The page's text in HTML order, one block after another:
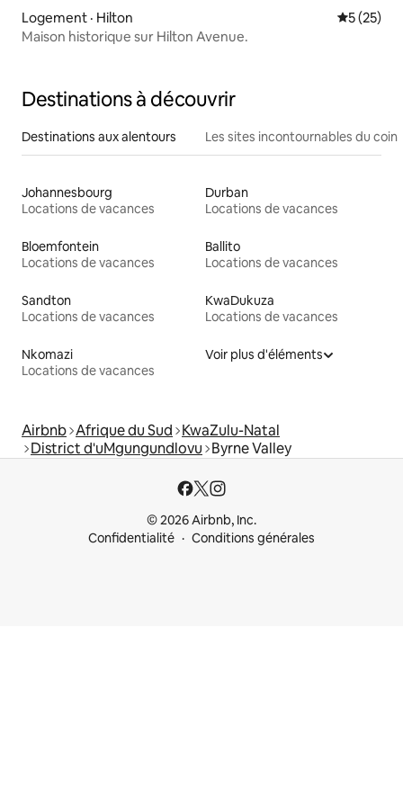
Logement · Hilton Note
5 (25)
Maison historique sur Hilton Avenue.
Destinations à découvrir
Destinations aux alentours Les sites incontournables du coin
Johannesbourg
Locations de vacances
Durban
Locations de vacances
Bloemfontein
Locations de vacances
Ballito
Locations de vacances
Sandton
Locations de vacances
KwaDukuza
Locations de vacances
Nkomazi
Locations de vacances
Voir plus d'éléments
Airbnb Afrique du Sud KwaZulu-Natal
District d'uMgungundlovu Byrne Valley
© 2026 Airbnb, Inc.
Confidentialité
Conditions générales